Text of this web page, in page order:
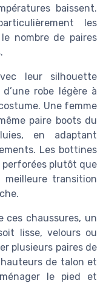
baissent.
les
nombre de paires
leur silhouette
robe légère à
Une femme
paire boots du
en adaptant
Les bottines
perforées plutôt que
transition
ces chaussures, un
lisse, velours ou
plusieurs paires de
de talon et
le pied et